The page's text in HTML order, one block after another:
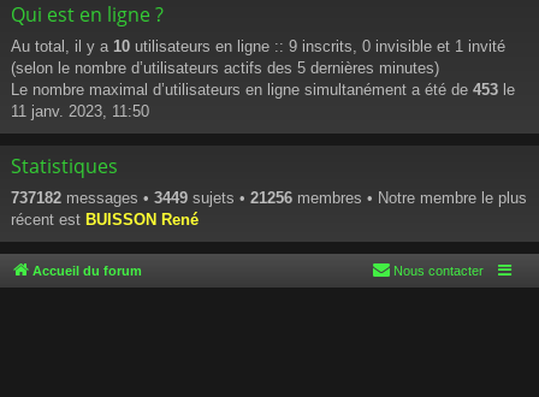
Qui est en ligne ?
Au total, il y a 10 utilisateurs en ligne :: 9 inscrits, 0 invisible et 1 invité
(selon le nombre d’utilisateurs actifs des 5 dernières minutes)
Le nombre maximal d’utilisateurs en ligne simultanément a été de 453 le
11 janv. 2023, 11:50
Statistiques
737182 messages • 3449 sujets • 21256 membres • Notre membre le plus
récent est BUISSON René
Accueil du forum Nous contacter